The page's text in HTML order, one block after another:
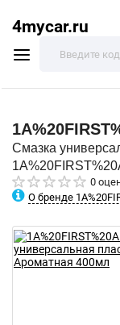
4mycar.ru
Смазка
0
О бренде